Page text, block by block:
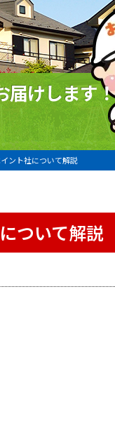
届けします！
ント社について解説
ついて解説